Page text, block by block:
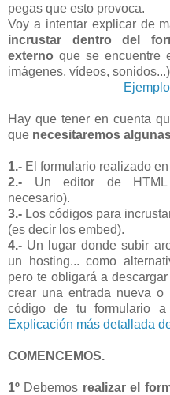
pegas que esto provoca.
Voy a intentar explicar de
incrustar dentro del
externo que se encuentre
imágenes, vídeos,
Hay que tener en cuenta
que necesitaremos
1.- El formulario realizado
2.- Un editor de HTML
necesario).
3.- Los códigos para
(es decir los embed).
4.- Un lugar donde subir
un hosting... como
pero te obligará a
crear una entrada nueva
código de tu formulario
Explicación más detallada
COMENCEMOS.
1º Debemos realizar el